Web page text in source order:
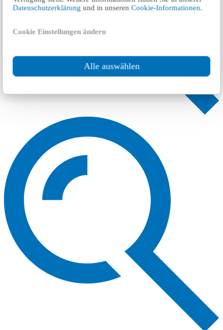
Datenschutzerklärung und in unserenCookie-Informationen.
Cookie Einstellungen ändern
Alle auswählen